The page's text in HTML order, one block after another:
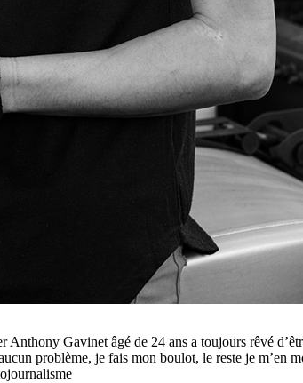
Gavinet âgé de 24 ans a toujours rêvé
problème, je fais mon boulot, le reste je m’en